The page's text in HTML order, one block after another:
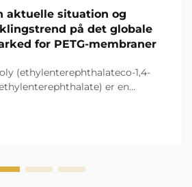
aktuelle situation og
på det globale
for PETG-membraner
(ethylenterephthalateco-1,4-
er en